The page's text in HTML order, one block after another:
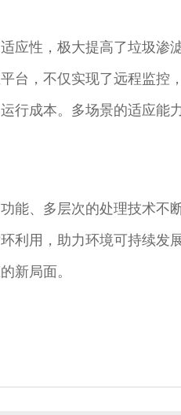
性，极大提高了垃圾渗
台，不仅实现了远程监控
行成本。多场景的适应能
能、多层次的处理技术不
用，助力环境可持续发
新局面。